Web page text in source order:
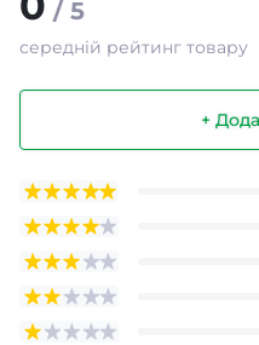
/ 5
середній рейтинг товару
+